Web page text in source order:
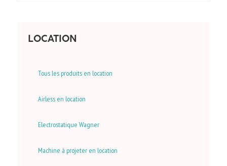
LOCATION
Tous les produits en location
Airless en location
Electrostatique Wagner
Machine à projeter en location